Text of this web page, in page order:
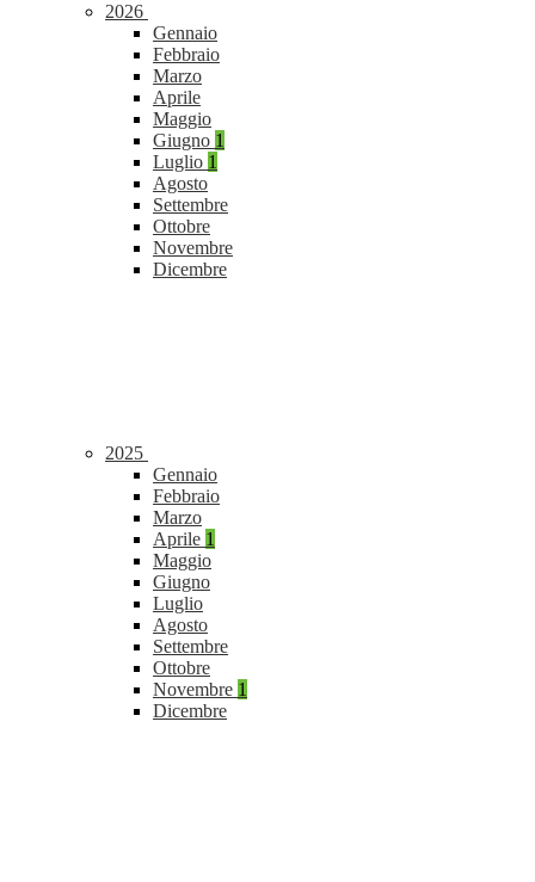
2026
Gennaio
Febbraio
Marzo
Aprile
Maggio
Giugno 1
Luglio 1
Agosto
Settembre
Ottobre
Novembre
Dicembre
2025
Gennaio
Febbraio
Marzo
Aprile 1
Maggio
Giugno
Luglio
Agosto
Settembre
Ottobre
Novembre 1
Dicembre